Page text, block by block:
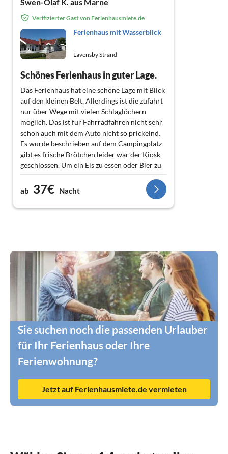
Verifizierter Gast von Ferienhausmiete.de
Ferienhaus mit Wasserblick
Lavensby Strand
Schönes Ferienhaus in guter Lage.
Das Ferienhaus hat eine schöne Lage mit Blick
auf den kleinen Belt. Allerdings ist die zufahrt
nur über Wege mit vielen Schlaglöchern
möglich. Das ist für Fahrradfahren nicht sehr
schön auch mit dem Auto nicht so prickelnd.
Es wurde beschrieben auf dem Campingplatz
gibt es frische Brötchen leider war der Kiosk
geschlossen. Um ein Eis zu essen oder Bier zu
trinken musste man nach Nordborg fahren
ging auf dem Campingplatz auch nicht war ja
ab 37€ Nacht
Sie suchen noch die passenden Urlauber
für Ihr Ferienhaus oder Ihre
Ferienwohnung?
Jetzt auf Ferienhausmiete.de vermieten